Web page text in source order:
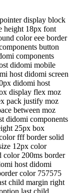
display block
height 18px font
color eee border
button
components
didomi mobile
host didomi screen
didomi host
display flex moz
pack justify moz
between moz
didomi components
25px box
fff border solid
12px color
color 200ms border
host didomi
color 757575
child margin right
last child